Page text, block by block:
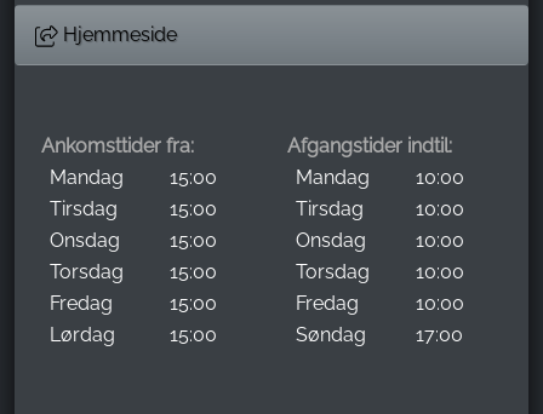
Hjemmeside
Ankomsttider fra:
Mandag
15:00
Tirsdag
15:00
Onsdag
15:00
Torsdag
15:00
Fredag
15:00
Lørdag
15:00
Afgangstider indtil:
Mandag
10:00
Tirsdag
10:00
Onsdag
10:00
Torsdag
10:00
Fredag
10:00
Søndag
17:00